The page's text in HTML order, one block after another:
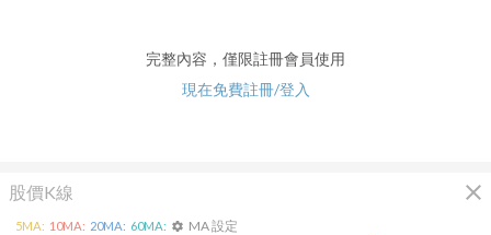
完整內容，僅限註冊會員使用
現在免費註冊/登入
股價K線 close
5MA: 10MA: 20MA: 60MA: settings MA 設定